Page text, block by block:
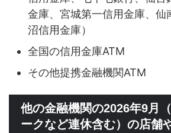
金庫、宮城第一信用金庫、仙
沼信用金庫）
全国の信用金庫ATM
その他提携金融機関ATM
他の金融機関の2026年9月
ークなど連休含む）の店舗